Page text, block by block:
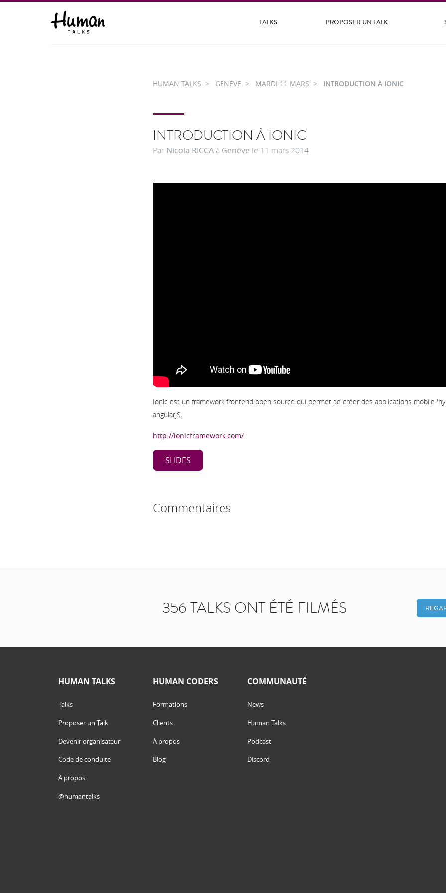
TALKS PROPOSER UN TALK
HUMAN TALKS GENÈVE MARDI 11 MARS INTRODUCTION À IONIC
INTRODUCTION À IONIC
Par Nicola RICCA à Genève le 11 mars 2014
Ionic est un framework frontend open source qui permet de créer des applications mobile
angularJS.
http://ionicframework.com/
SLIDES
Commentaires
356 TALKS ONT ÉTÉ FILMÉS
HUMAN TALKS
Talks
Proposer un Talk
Devenir organisateur
Code de conduite
À propos
@humantalks
HUMAN CODERS
Formations
Clients
À propos
Blog
COMMUNAUTÉ
News
Human Talks
Podcast
Discord